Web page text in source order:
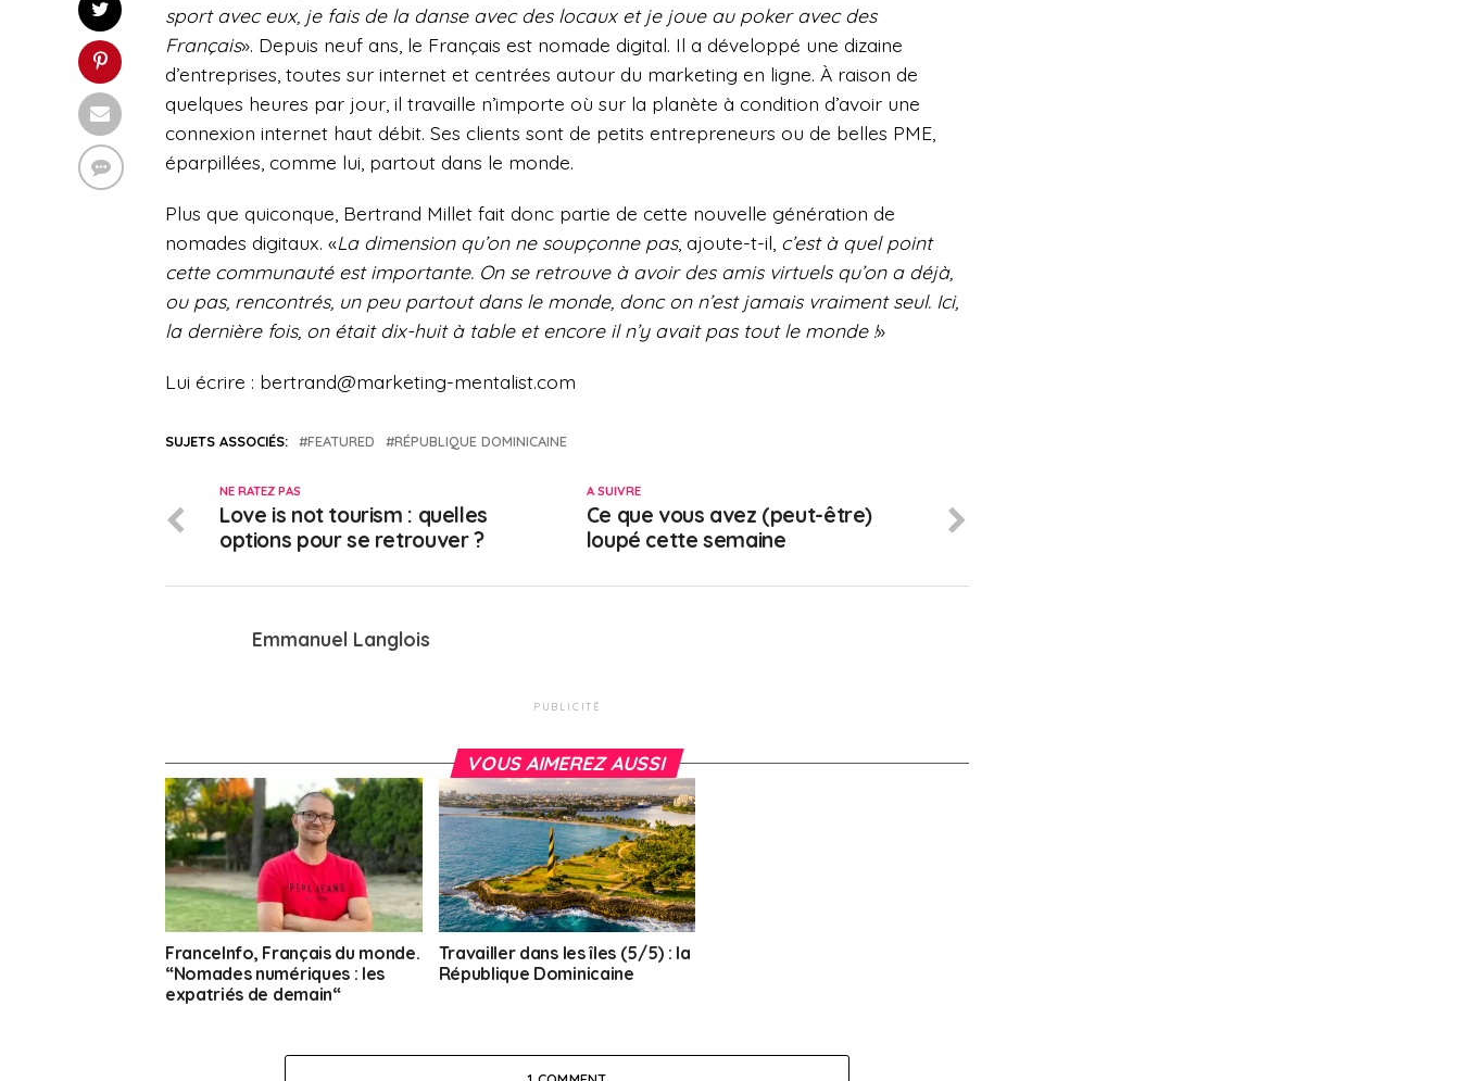
sport avec eux, je fais de la danse avec des locaux et je joue au poker avec des
Français». Depuis neuf ans, le Français est nomade digital. Il a développé une dizaine
d’entreprises, toutes sur internet et centrées autour du marketing en ligne. À raison de
quelques heures par jour, il travaille n’importe où sur la planète à condition d’avoir une
connexion internet haut débit. Ses clients sont de petits entrepreneurs ou de belles PME,
éparpillées, comme lui, partout dans le monde.
Plus que quiconque, Bertrand Millet fait donc partie de cette nouvelle génération de
nomades digitaux. «La dimension qu’on ne soupçonne pas, ajoute-t-il, c’est à quel point
cette communauté est importante. On se retrouve à avoir des amis virtuels qu’on a déjà,
ou pas, rencontrés, un peu partout dans le monde, donc on n’est jamais vraiment seul. Ici,
la dernière fois, on était dix-huit à table et encore il n’y avait pas tout le monde !»
Lui écrire : bertrand@marketing-mentalist.com
SUJETS ASSOCIÉS: FEATURED RÉPUBLIQUE DOMINICAINE
A SUIVRE
Ce que vous avez (peut-être)
loupé cette semaine
NE RATEZ PAS
Love is not tourism : quelles
options pour se retrouver ?
Emmanuel Langlois
PUBLICITÉ
VOUS AIMEREZ AUSSI
FranceInfo, Français du monde.
“Nomades numériques : les
expatriés de demain“
Travailler dans les îles (5/5) : la
République Dominicaine